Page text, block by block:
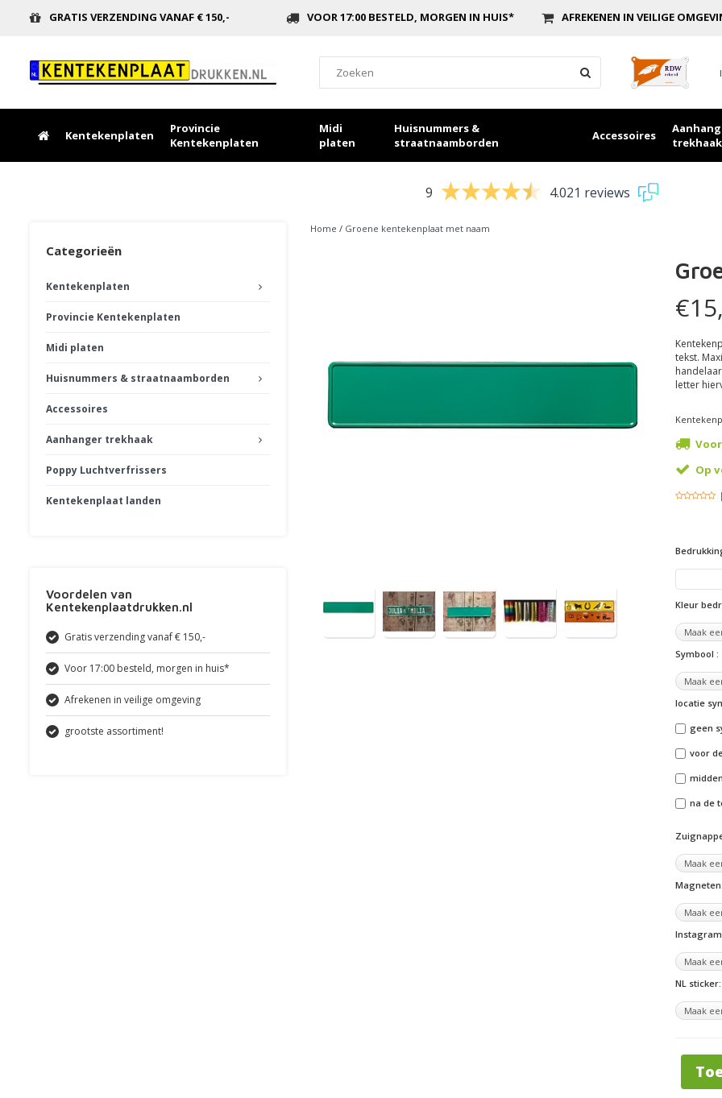
GRATIS VERZENDING VANAF € 150,- VOOR 17:00 BESTELD, MORGEN IN HUIS* AFREKENEN IN VEILIGE
Kentekenplaten
Provincie
Kentekenplaten
Midi
platen
Huisnummers &
straatnaamborden
Accessoires
trekhaak
9 4.021 reviews
Categorieën
Kentekenplaten
Provincie Kentekenplaten
Midi platen
Huisnummers & straatnaamborden
Accessoires
Aanhanger trekhaak
Poppy Luchtverfrissers
Kentekenplaat landen
Voordelen van
Kentekenplaatdrukken.nl
Gratis verzending vanaf € 150,-
Voor 17:00 besteld, morgen in huis*
Afrekenen in veilige omgeving
grootste assortiment!
Home / Groene kentekenplaat met naam
tekst.
letter
Op
Kleur
Symbool :
locatie
geen
voor
na de
Magneten:
NL sticker: